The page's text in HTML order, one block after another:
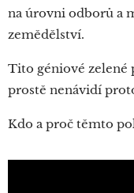
na úrovni odborů a
zemědělství.
Tito géniové zelené
prostě nenávidí
Kdo a proč těmto